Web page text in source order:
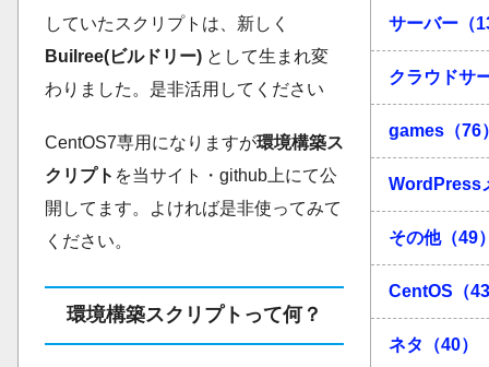
していたスクリプトは、新しく
Builree(ビルドリー) として生まれ変
わりました。是非活用してください
CentOS7専用になりますが環境構築ス
クリプト を当サイト・github上にて公
開してます。よければ是非使ってみて
ください。
環境構築スクリプトって何？
サーバー（
クラウドサ
games（76
WordPress
その他（49
CentOS（
ネタ（40）